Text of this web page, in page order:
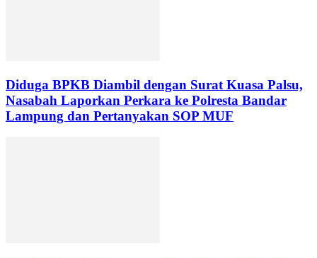
Diduga BPKB Diambil dengan Surat Kuasa Palsu,
Nasabah Laporkan Perkara ke Polresta Bandar
Lampung dan Pertanyakan SOP MUF